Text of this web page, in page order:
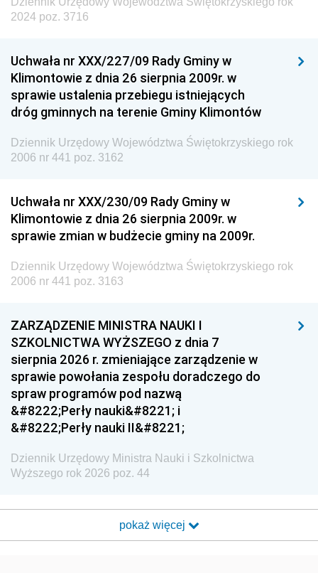
2024 poz. 3716
Uchwała nr XXX/227/09 Rady Gminy w
Klimontowie z dnia 26 sierpnia 2009r. w
sprawie ustalenia przebiegu istniejących
dróg gminnych na terenie Gminy Klimontów
Dziennik Urzędowy Województwa Świętokrzyskiego rok
2006 nr 441 poz. 3162
Uchwała nr XXX/230/09 Rady Gminy w
Klimontowie z dnia 26 sierpnia 2009r. w
sprawie zmian w budżecie gminy na 2009r.
Dziennik Urzędowy Województwa Świętokrzyskiego rok
2006 nr 441 poz. 3163
ZARZĄDZENIE MINISTRA NAUKI I
SZKOLNICTWA WYŻSZEGO z dnia 7
sierpnia 2026 r. zmieniające zarządzenie w
sprawie powołania zespołu doradczego do
spraw programów pod nazwą
&#8222;Perły nauki&#8221; i
&#8222;Perły nauki II&#8221;
Dziennik Urzędowy Ministra Nauki i Szkolnictwa
Wyższego rok 2026 poz. 44
pokaż więcej